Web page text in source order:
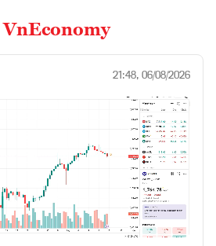
VnEconomy
21:48, 06/08/2026